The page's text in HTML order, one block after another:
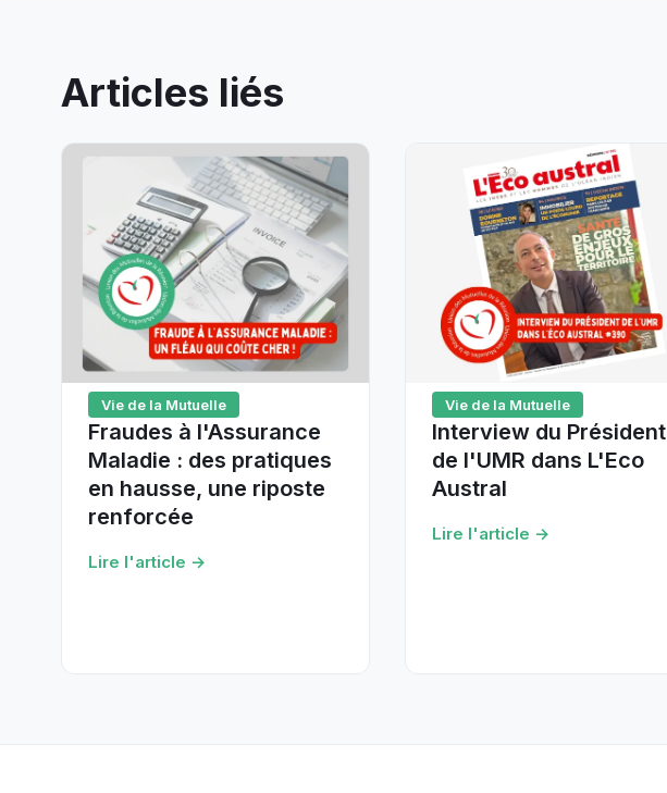
Articles liés
Vie de la Mutuelle
Fraudes à l'Assurance
Maladie : des pratiques
en hausse, une riposte
renforcée
Lire l'article →
Vie de la Mutuelle
Interview du Président
de l'UMR dans L'Eco
Austral
Lire l'article →